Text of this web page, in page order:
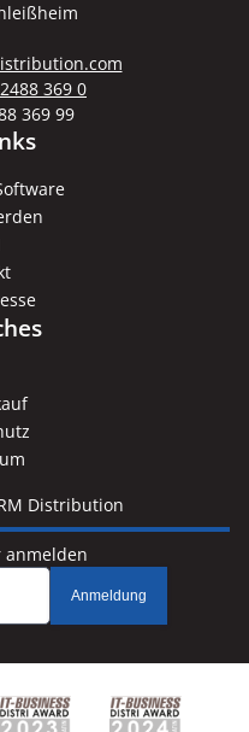
369 0
369 99
Distribution
anmelden